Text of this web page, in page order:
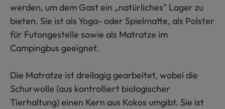
werden, um dem Gast ein „natürliches" Lager zu
bieten. Sie ist als Yoga- oder Spielmatte, als Polster
für Futongestelle sowie als Matratze im
Campingbus geeignet.
Die Matratze ist dreilagig gearbeitet, wobei die
Schurwolle (aus kontrolliert biologischer
Tierhaltung) einen Kern aus Kokos umgibt. Sie ist